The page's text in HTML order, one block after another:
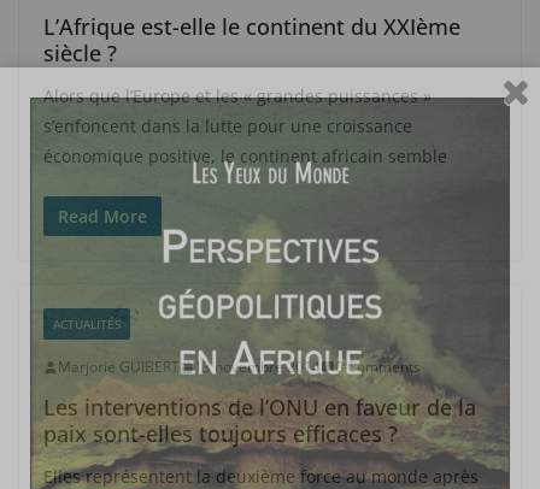
L’Afrique est-elle le continent du XXIème
siècle ?
Alors que l’Europe et les « grandes puissances »
s’enfoncent dans la lutte pour une croissance
économique positive, le continent africain semble
Read More
ACTUALITÉS
Marjorie GUIBERT 13 novembre 2014 0 Comments
Les interventions de l’ONU en faveur de la
paix sont-elles toujours efficaces ?
Elles représentent la deuxième force au monde après